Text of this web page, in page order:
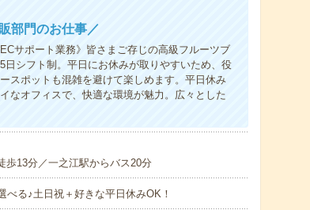
部門のお仕事／
サポート業務》皆さまご存じの高級フルーツブ
シフト制。平日にお休みが取りやすいため、役
スポットも混雑を避けて楽しめます。平日休み
なオフィスで、快適な環境が魅力。広々とした
歩13分／一之江駅からバス20分
る♪土日祝＋好きな平日休みOK！